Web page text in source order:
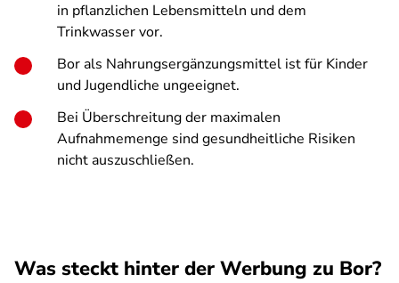
in pflanzlichen Lebensmitteln und dem
Trinkwasser vor.
Bor als Nahrungsergänzungsmittel ist für Kinder
und Jugendliche ungeeignet.
Bei Überschreitung der maximalen
Aufnahmemenge sind gesundheitliche Risiken
nicht auszuschließen.
Was steckt hinter der Werbung zu Bor?